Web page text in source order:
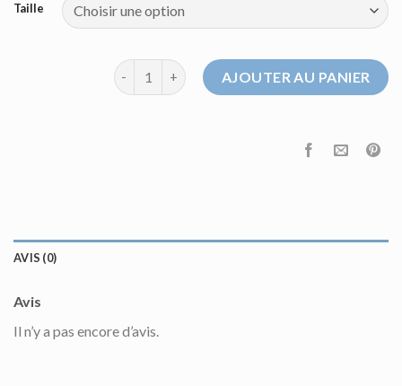
Taille
quantité de pull a capuche femme
AJOUTER AU PANIER
AVIS (0)
Avis
Il n’y a pas encore d’avis.